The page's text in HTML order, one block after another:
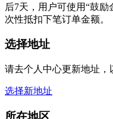
后7天，用户可使用“鼓
次性抵扣下笔订单金额。
选择地址
请去个人中心更新地址，
选择新地址
所在地区